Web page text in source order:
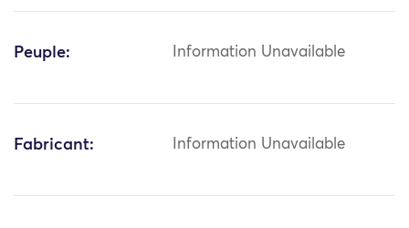
Peuple: Information Unavailable
Fabricant: Information Unavailable